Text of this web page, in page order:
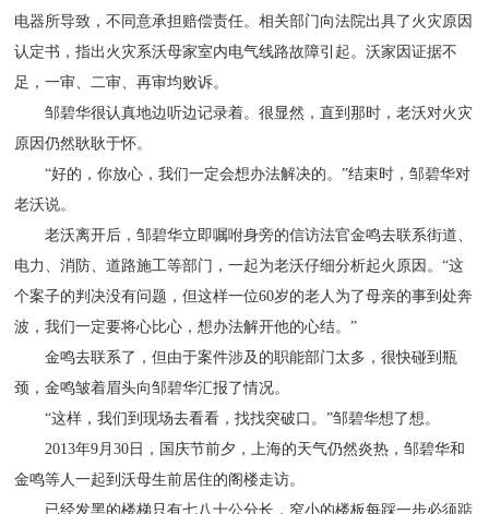
电器所导致，不同意承担赔偿责任。相关部门向法院出具了火灾原因
认定书，指出火灾系沃母家室内电气线路故障引起。沃家因证据不
足，一审、二审、再审均败诉。
邹碧华很认真地边听边记录着。很显然，直到那时，老沃对火灾
原因仍然耿耿于怀。
“好的，你放心，我们一定会想办法解决的。”结束时，邹碧华对
老沃说。
老沃离开后，邹碧华立即嘱咐身旁的信访法官金鸣去联系街道、
电力、消防、道路施工等部门，一起为老沃仔细分析起火原因。“这
个案子的判决没有问题，但这样一位60岁的老人为了母亲的事到处奔
波，我们一定要将心比心，想办法解开他的心结。”
金鸣去联系了，但由于案件涉及的职能部门太多，很快碰到瓶
颈，金鸣皱着眉头向邹碧华汇报了情况。
“这样，我们到现场去看看，找找突破口。”邹碧华想了想。
2013年9月30日，国庆节前夕，上海的天气仍然炎热，邹碧华和
金鸣等人一起到沃母生前居住的阁楼走访。
已经发黑的楼梯只有七八十公分长，窄小的楼板每踩一步必须踮